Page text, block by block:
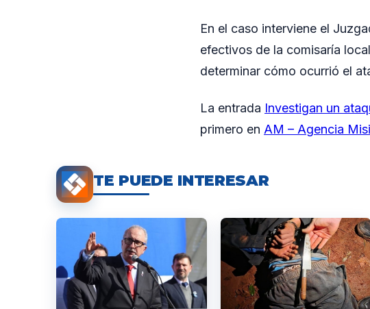
En el caso interviene el
efectivos de la comisaría
determinar cómo ocurrió el
La entrada Investigan un
primero en AM – Agencia
TE PUEDE INTERESAR